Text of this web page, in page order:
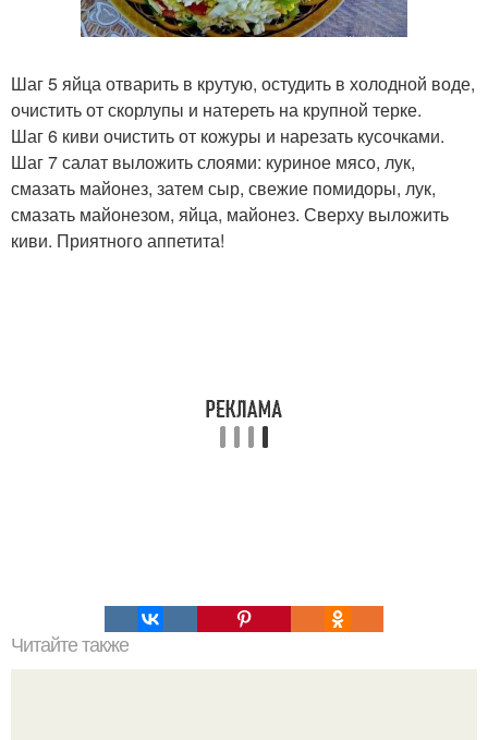
Шаг 5 яйца отварить в крутую, остудить в холодной воде,
очистить от скорлупы и натереть на крупной терке.
Шаг 6 киви очистить от кожуры и нарезать кусочками.
Шаг 7 салат выложить слоями: куриное мясо, лук,
смазать майонез, затем сыр, свежие помидоры, лук,
смазать майонезом, яйца, майонез. Сверху выложить
киви. Приятного аппетита!
Читайте также